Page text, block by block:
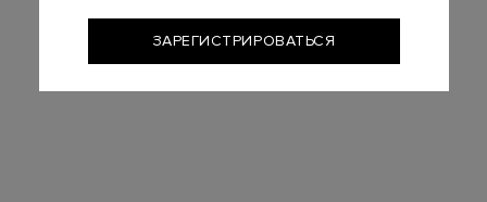
ЗАРЕГИСТРИРОВАТЬСЯ